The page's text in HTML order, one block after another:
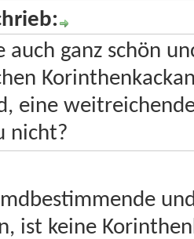
auch ganz schön
eine
nicht?
ist keine